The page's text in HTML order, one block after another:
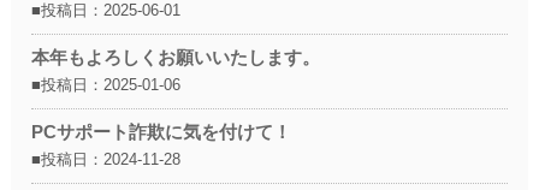
■投稿日：2025-06-01
本年もよろしくお願いいたします。
■投稿日：2025-01-06
PCサポート詐欺に気を付けて！
■投稿日：2024-11-28